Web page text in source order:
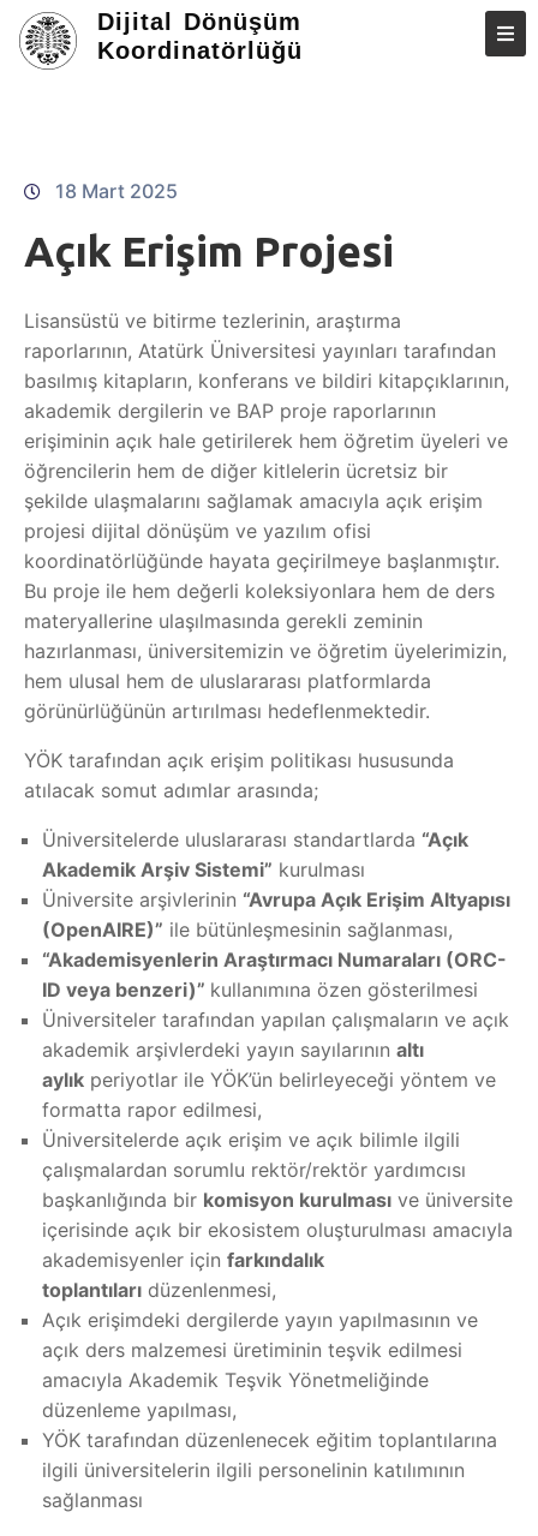
Dijital Dönüşüm
Koordinatörlüğü
PROJELERIMIZ
VIDEOLARIMIZ
İLETIŞIM
18 Mart 2025
Açık Erişim Projesi
Lisansüstü ve bitirme tezlerinin, araştırma
raporlarının, Atatürk Üniversitesi yayınları tarafından
basılmış kitapların, konferans ve bildiri kitapçıklarının,
akademik dergilerin ve BAP proje raporlarının
erişiminin açık hale getirilerek hem öğretim üyeleri ve
öğrencilerin hem de diğer kitlelerin ücretsiz bir
şekilde ulaşmalarını sağlamak amacıyla açık erişim
projesi dijital dönüşüm ve yazılım ofisi
koordinatörlüğünde hayata geçirilmeye başlanmıştır.
Bu proje ile hem değerli koleksiyonlara hem de ders
materyallerine ulaşılmasında gerekli zeminin
hazırlanması, üniversitemizin ve öğretim üyelerimizin,
hem ulusal hem de uluslararası platformlarda
görünürlüğünün artırılması hedeflenmektedir.
YÖK tarafından açık erişim politikası hususunda
atılacak somut adımlar arasında;
Üniversitelerde uluslararası standartlarda “Açık
Akademik Arşiv Sistemi” kurulması
Üniversite arşivlerinin “Avrupa Açık Erişim Altyapısı
(OpenAIRE)” ile bütünleşmesinin sağlanması,
“Akademisyenlerin Araştırmacı Numaraları (ORC-
ID veya benzeri)” kullanımına özen gösterilmesi
Üniversiteler tarafından yapılan çalışmaların ve açık
akademik arşivlerdeki yayın sayılarının altı
aylık periyotlar ile YÖK’ün belirleyeceği yöntem ve
formatta rapor edilmesi,
Üniversitelerde açık erişim ve açık bilimle ilgili
çalışmalardan sorumlu rektör/rektör yardımcısı
başkanlığında bir komisyon kurulması ve üniversite
içerisinde açık bir ekosistem oluşturulması amacıyla
akademisyenler için farkındalık
toplantıları düzenlenmesi,
Açık erişimdeki dergilerde yayın yapılmasının ve
açık ders malzemesi üretiminin teşvik edilmesi
amacıyla Akademik Teşvik Yönetmeliğinde
düzenleme yapılması,
YÖK tarafından düzenlenecek eğitim toplantılarına
ilgili üniversitelerin ilgili personelinin katılımının
sağlanması